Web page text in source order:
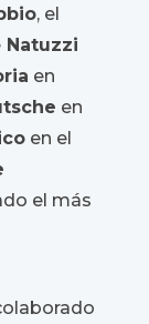
, el
Natuzzi
en
en
en el
el más